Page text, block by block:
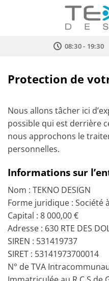
08:30 - 19:30
Protection de
Nous allons tâcher ici
possible qui est derrière
nous approchons le
personnelles.
Informations sur
Nom : TEKNO DESIGN
Forme juridique : Société
Capital : 8 000,00 €
Adresse : 630 RTE DES
SIREN : 531419737
SIRET : 53141973700014
N° de TVA